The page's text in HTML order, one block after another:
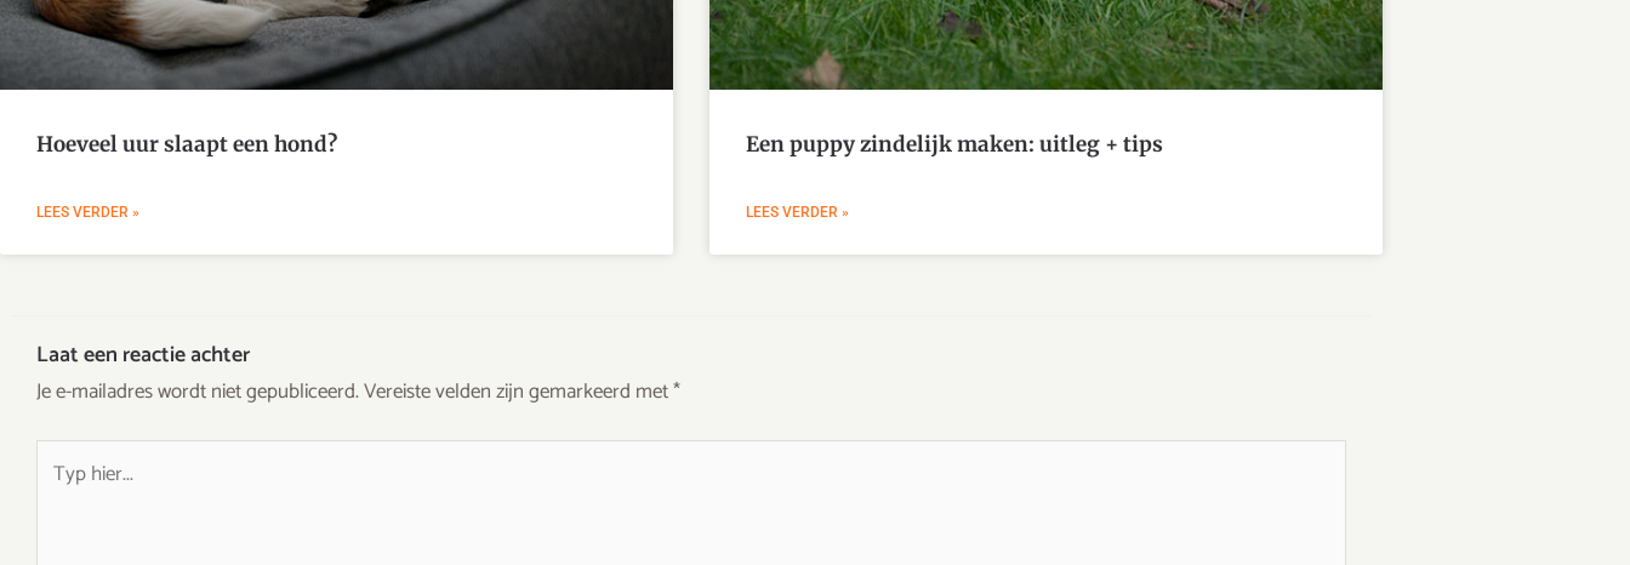
Hoeveel uur slaapt een hond?
LEES VERDER »
Een puppy zindelijk maken: uitleg + tips
LEES VERDER »
Laat een reactie achter
Je e-mailadres wordt niet gepubliceerd.Vereiste velden zijn gemarkeerd met*
Typ
hier...